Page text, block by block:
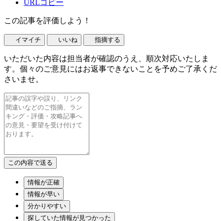
URLコピー
この記事を評価しよう！
イマイチ いいね 指摘する
いただいた内容は担当者が確認のうえ、順次対応いたしま
す。個々のご意見にはお返事できないことを予めご了承くだ
さいませ。
情報が正確
情報が早い
分かりやすい
探していた情報が見つかった